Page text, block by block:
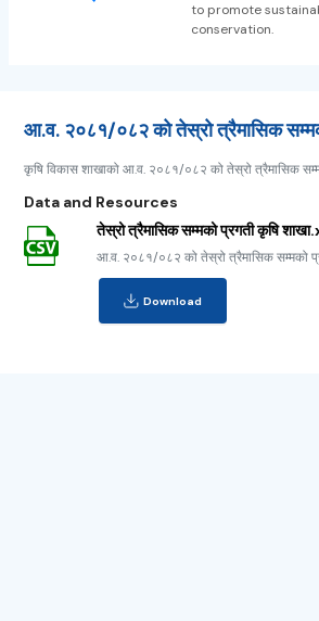
to promote
conservation.
आ.व. २०८१/०८२ को तेस्रो त्रैमासिक
कृषि विकास शाखाको आ.व. २०८१/०८२ को तेस्रो त्रैमासिक
Data and Resources
तेस्रो त्रैमासिक सम्मको प्रगती कृषि
आ.व. २०८१/०८२ को तेस्रो त्रैमासिक सम्मको
Download